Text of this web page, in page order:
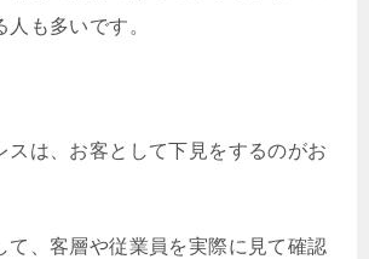
も多いです。
スは、お客として下見をするのがお
て、客層や従業員を実際に見て確認